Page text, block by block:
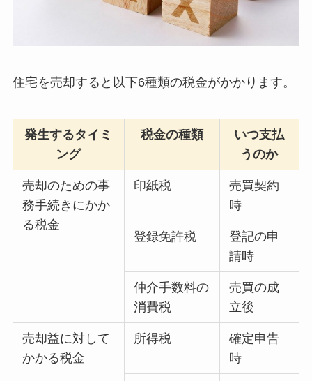
住宅を売却すると以下6種類の税金がかかります。
発生するタイミ
ング
税金の種類
いつ支払
うのか
売却のための事
務手続きにかか
る税金
印紙税
売買契約
時
登録免許税
登記の申
請時
仲介手数料の
消費税
売買の成
立後
売却益に対して
かかる税金
所得税
確定申告
時